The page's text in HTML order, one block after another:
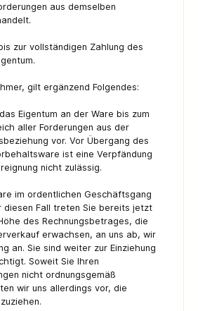
aus demselben
zur vollständigen Zahlung des
gilt ergänzend Folgendes:
Eigentum an der Ware bis zum
aller Forderungen aus der
vor. Vor Übergang des
ist eine Verpfändung
nicht zulässig.
im ordentlichen Geschäftsgang
diesen Fall treten Sie bereits jetzt
des Rechnungsbetrages, die
erwachsen, an uns ab, wir
an. Sie sind weiter zur Einziehung
Soweit Sie Ihren
nicht ordnungsgemäß
wir uns allerdings vor, die